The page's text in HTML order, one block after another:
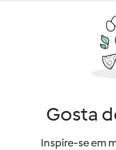
Gosta
Inspire-se em